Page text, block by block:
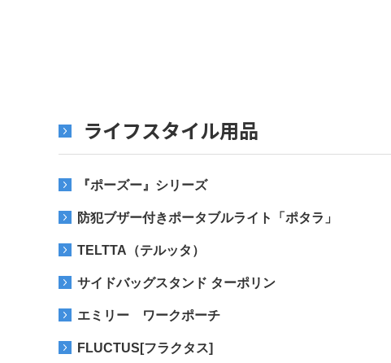
ライフスタイル用品
『ポーズー』シリーズ
防犯ブザー付きポータブルライト「ポタラ」
TELTTA（テルッタ）
サイドバッグスタンド ターポリン
エミリー ワークポーチ
FLUCTUS[フラクタス]